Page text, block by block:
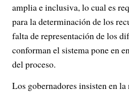
amplia e inclusiva, lo cual es
para la determinación de los
falta de representación de los
conforman el sistema pone en
del proceso.
Los gobernadores insisten en